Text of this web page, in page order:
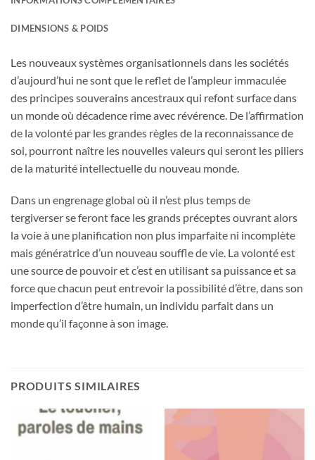
DIMENSIONS & POIDS
Les nouveaux systèmes organisationnels dans les sociétés
d’aujourd’hui ne sont que le reflet de l’ampleur immaculée
des principes souverains ancestraux qui refont surface dans
un monde où décadence rime avec révérence. De l’affirmation
de la volonté par les grandes règles de la reconnaissance de
soi, pourront naître les nouvelles valeurs qui seront les piliers
de la maturité intellectuelle du nouveau monde.
Dans un engrenage global où il n’est plus temps de
tergiverser se feront face les grands préceptes ouvrant alors
la voie à une planification non plus imparfaite ni incomplète
mais génératrice d’un nouveau souffle de vie. La volonté est
une source de pouvoir et c’est en utilisant sa puissance et sa
force que chacun peut entrevoir la possibilité d’être, dans son
imperfection d’être humain, un individu parfait dans un
monde qu’il façonne à son image.
PRODUITS SIMILAIRES